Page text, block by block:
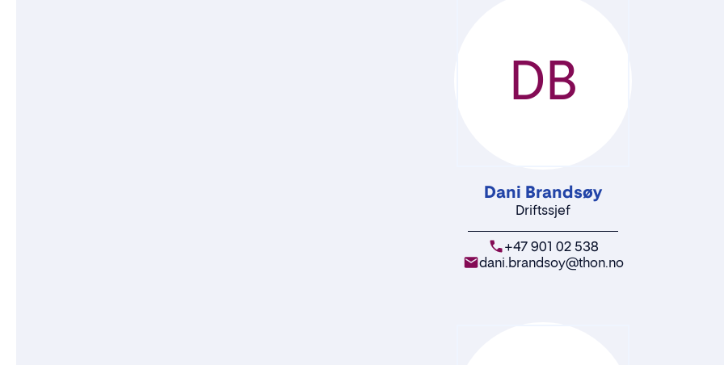
Dani Brandsøy
Driftssjef
+47 901 02 538
dani.brandsoy@thon.no
DB